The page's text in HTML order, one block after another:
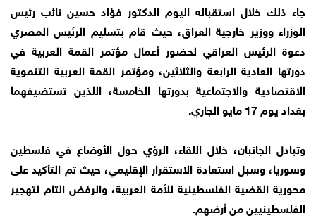
جاء ذلك خلال استقباله اليوم الدكتور فؤاد حسين نائب رئيس
الوزراء ووزير خارجية العراق، حيث قام بتسليم الرئيس المصري
دعوة الرئيس العراقي لحضور أعمال مؤتمر القمة العربية في
دورتها العادية الرابعة والثلاثين، ومؤتمر القمة العربية التنموية
الاقتصادية والاجتماعية بدورتها الخامسة، اللذين تستضيفهما
بغداد يوم 17 مايو الجاري.
وتبادل الجانبان، خلال اللقاء، الرؤي حول الأوضاع في فلسطين
وسوريا، وسبل استعادة الاستقرار الإقليمي، حيث تم التأكيد على
محورية القضية الفلسطينية للأمة العربية، والرفض التام لتهجير
الفلسطينيين من أرضهم.